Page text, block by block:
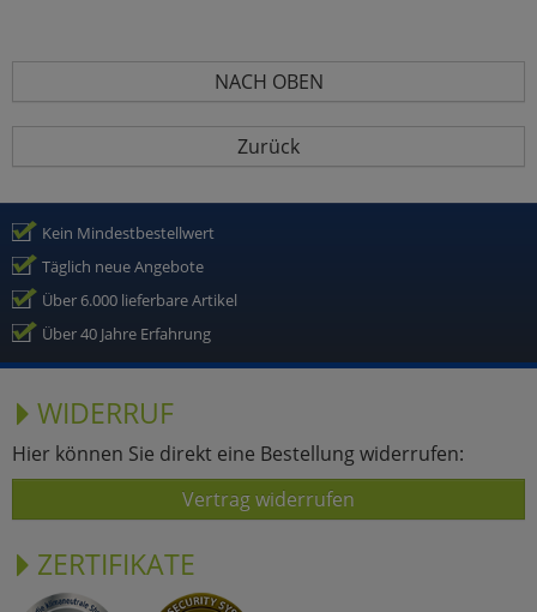
NACH OBEN
Zurück
Kein Mindestbestellwert
Täglich neue Angebote
Über 6.000 lieferbare Artikel
Über 40 Jahre Erfahrung
WIDERRUF
Hier können Sie direkt eine Bestellung widerrufen:
Vertrag widerrufen
ZERTIFIKATE